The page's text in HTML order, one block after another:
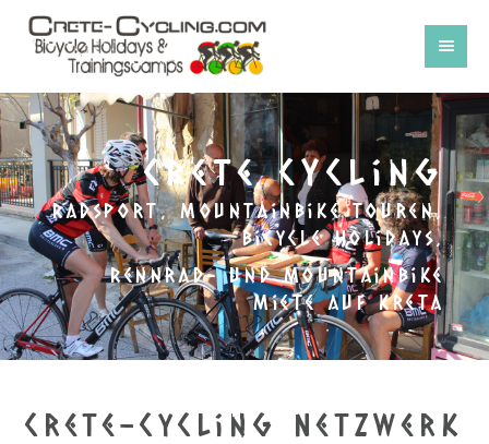
crete cycling
Radsport, Mountainbike Touren,
Bicycle Holidays,
Rennrad- und Mountainbike
Miete auf Kreta
Crete-Cycling Netzwerk